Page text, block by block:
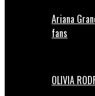
Ariana
fans
OLIVIA